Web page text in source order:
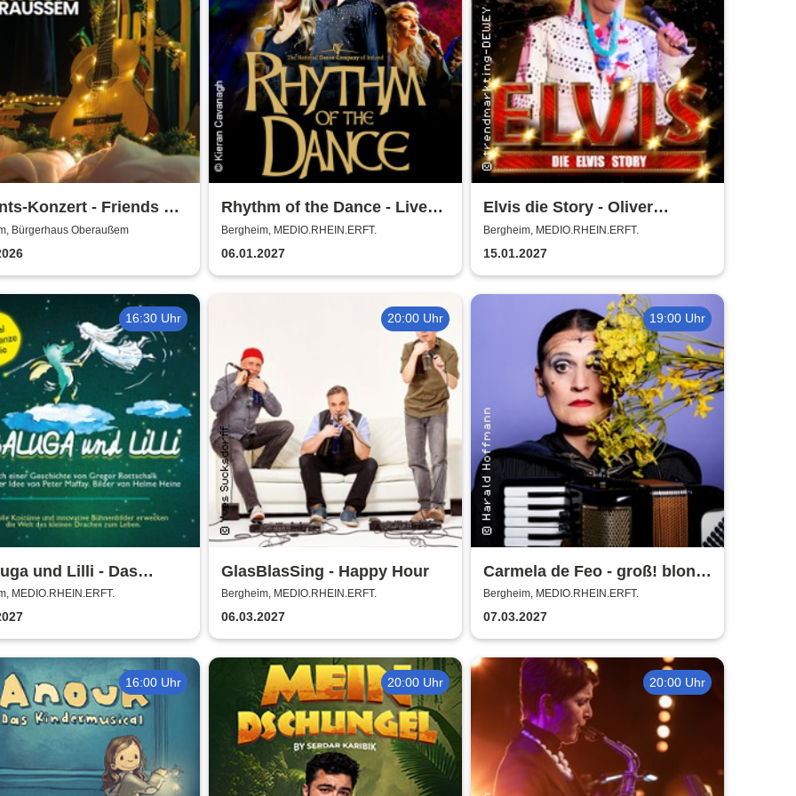
Konzert - Friends of
Oberaussem
Bürgerhaus Oberaußem
Rhythm of the Dance - Live
2027
Bergheim, MEDIO.RHEIN.ERFT.
06.01.2027
Elvis die Story - Oliver
Steinhoff + Band
Bergheim, MEDIO.RHEIN.ERFT.
15.01.2027
16:30 Uhr
und Lilli - Das
Musical für die
Familie
MEDIO.RHEIN.ERFT.
20:00 Uhr
GlasBlasSing - Happy Hour
Bergheim, MEDIO.RHEIN.ERFT.
06.03.2027
19:00 Uhr
Carmela de Feo - groß! blond!
erfolgreich!
Bergheim, MEDIO.RHEIN.ERFT.
07.03.2027
16:00 Uhr 20:00 Uhr 20:00 Uhr